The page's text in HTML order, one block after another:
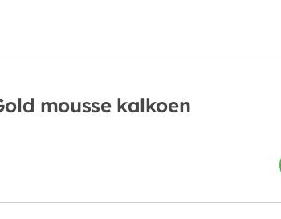
mousse kalkoen